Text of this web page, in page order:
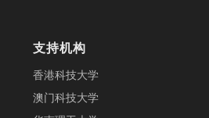
支持机构
香港科技大学
澳门科技大学